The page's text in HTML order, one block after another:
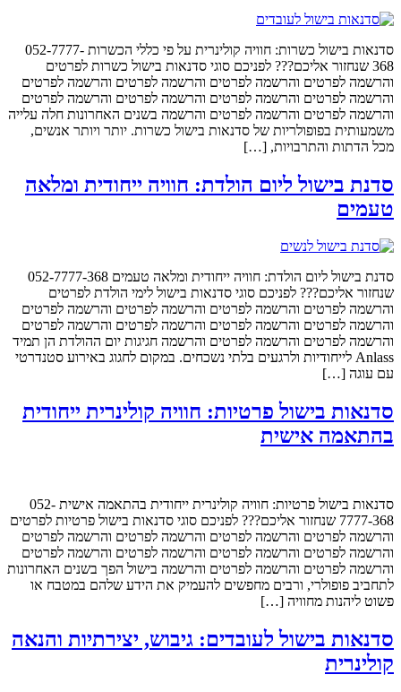
סדנאות בישול כשרות: חוויה קולינרית על פי כללי הכשרות 052-7777-
368 שנחזור אליכם??? לפניכם סוגי סדנאות בישול כשרות לפרטים
והרשמה לפרטים והרשמה לפרטים והרשמה לפרטים והרשמה לפרטים
והרשמה לפרטים והרשמה לפרטים והרשמה לפרטים והרשמה לפרטים
והרשמה לפרטים והרשמה לפרטים והרשמה בשנים האחרונות חלה עלייה
משמעותית בפופולריות של סדנאות בישול כשרות. יותר ויותר אנשים,
מכל הדתות והתרבויות, […]
סדנת בישול ליום הולדת: חוויה ייחודית ומלאה
טעמים
סדנת בישול ליום הולדת: חוויה ייחודית ומלאה טעמים 052-7777-368
שנחזור אליכם??? לפניכם סוגי סדנאות בישול לימי הולדת לפרטים
והרשמה לפרטים והרשמה לפרטים והרשמה לפרטים והרשמה לפרטים
והרשמה לפרטים והרשמה לפרטים והרשמה לפרטים והרשמה לפרטים
והרשמה לפרטים והרשמה לפרטים והרשמה חגיגות יום ההולדת הן תמיד
Anlass לייחודיות ולרגעים בלתי נשכחים. במקום לחגוג באירוע סטנדרטי
עם עוגה […]
סדנאות בישול פרטיות: חוויה קולינרית ייחודית
בהתאמה אישית
סדנאות בישול פרטיות: חוויה קולינרית ייחודית בהתאמה אישית 052-
7777-368 שנחזור אליכם??? לפניכם סוגי סדנאות בישול פרטיות לפרטים
והרשמה לפרטים והרשמה לפרטים והרשמה לפרטים והרשמה לפרטים
והרשמה לפרטים והרשמה לפרטים והרשמה לפרטים והרשמה לפרטים
והרשמה לפרטים והרשמה לפרטים והרשמה בישול הפך בשנים האחרונות
לתחביב פופולרי, ורבים מחפשים להעמיק את הידע שלהם במטבח או
פשוט ליהנות מחוויה […]
סדנאות בישול לעובדים: גיבוש, יצירתיות והנאה
קולינרית